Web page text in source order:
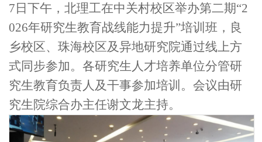
7 日下午，北理工在中关村校区举办第二期“2
026年研究生教育战线能力提升”培训班，良
乡校区、珠海校区及异地研究院通过线上方
式同步参加。各研究生人才培养单位分管研
究生教育负责人及干事参加培训。会议由研
究生院综合办主任谢文龙主持。